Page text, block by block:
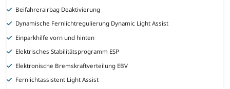
Beifahrerairbag Deaktivierung
Dynamische Fernlichtregulierung Dynamic Light Assist
Einparkhilfe vorn und hinten
Elektrisches Stabilitätsprogramm ESP
Elektronische Bremskraftverteilung EBV
Fernlichtassistent Light Assist